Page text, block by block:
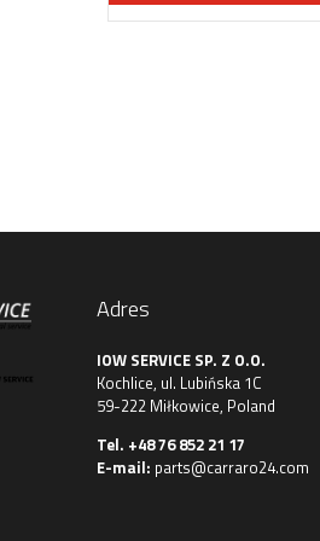
Adres
IOW SERVICE SP. Z O.O.
Kochlice, ul. Lubińska 1C
59-222 Miłkowice, Poland
Tel. +48 76 852 21 17
E-mail: parts@carraro24.com